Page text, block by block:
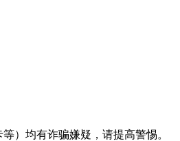
）均有诈骗嫌疑，请提⾼警惕。